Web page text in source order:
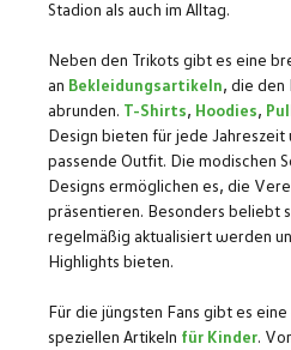
Stadion als auch im Alltag.
Neben den Trikots gibt es eine
an Bekleidungsartikeln, die den
abrunden. T-Shirts, Hoodies,
Design bieten für jede Jahreszeit
passende Outfit. Die modischen
Designs ermöglichen es, die
präsentieren. Besonders beliebt
regelmäßig aktualisiert werden
Highlights bieten.
Für die jüngsten Fans gibt es
speziellen Artikeln für Kinder.